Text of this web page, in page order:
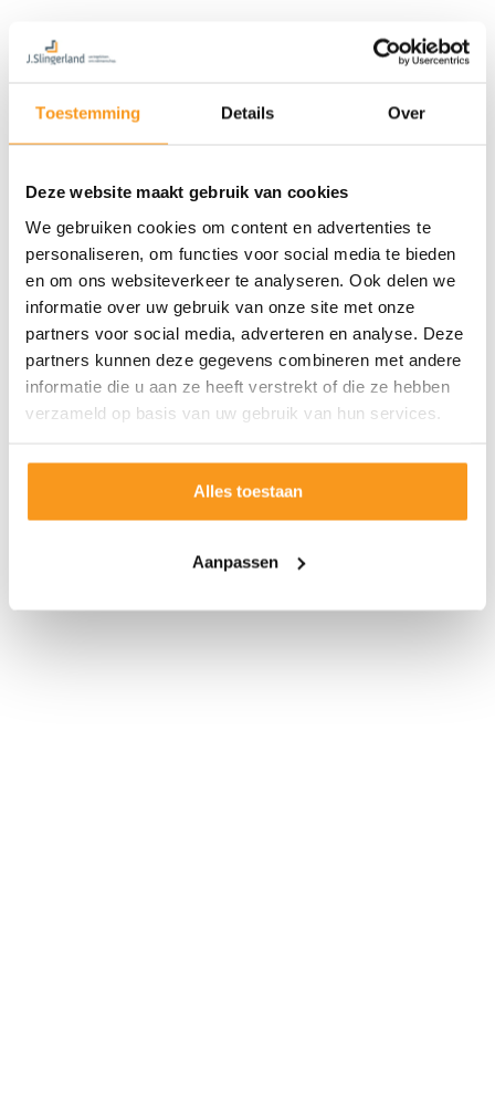
Toestemming Details Over
Deze website maakt gebruik van cookies
We gebruiken cookies om content en advertenties te
personaliseren, om functies voor social media te bieden
en om ons websiteverkeer te analyseren. Ook delen we
informatie over uw gebruik van onze site met onze
partners voor social media, adverteren en analyse. Deze
partners kunnen deze gegevens combineren met andere
informatie die u aan ze heeft verstrekt of die ze hebben
verzameld op basis van uw gebruik van hun services.
Alles toestaan
Aanpassen